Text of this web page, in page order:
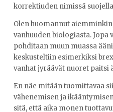
korrektiuden nimissä
Olen huomannut
vanhuuden biologiasta.
pohditaan muun muassa
keskusteltiin esimerkiksi
vanhat jyräävät nuoret paitsi
En näe mitään tuomittavaa
vähenemisen ja
sitä, että aika monen